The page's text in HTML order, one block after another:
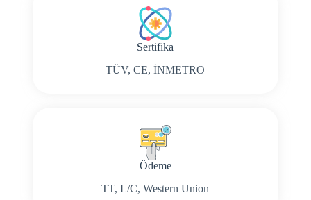
Sertifika
TÜV, CE, İNMETRO
Ödeme
TT, L/C, Western Union